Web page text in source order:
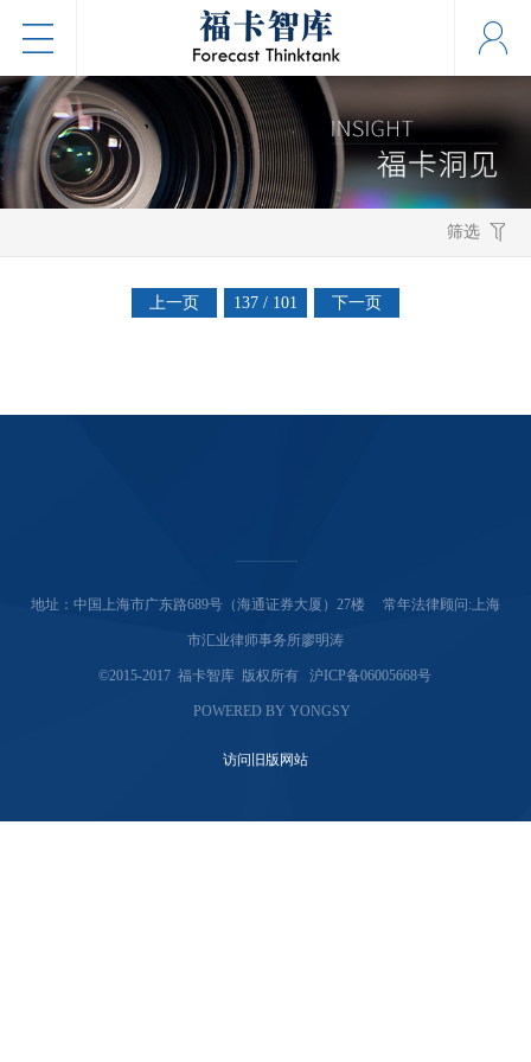
筛选
上一页 137 / 101 下一页
地址：中国上海市广东路689号（海通证券大厦）27楼 常年法律顾问:上海
市汇业律师事务所廖明涛
©2015-2017 福卡智库 版权所有 沪ICP备06005668号
POWERED BY YONGSY
访问旧版网站